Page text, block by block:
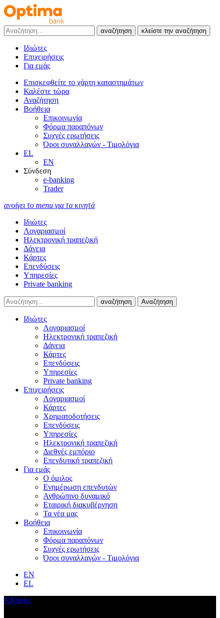
αναζήτηση κλείστε την αναζήτηση
Ιδιώτες
Επιχειρήσεις
Για εμάς
Επισκεφθείτε το χάρτη καταστημάτων
Καλέστε τώρα
Αναζήτηση
Βοήθεια
Επικοινωνία
Φόρμα παραπόνων
Συχνές ερωτήσεις
Όροι συναλλαγών - Τιμολόγια
EL
EN
Σύνδεση
e-banking
Trader
ανοίγει το menu για τα κινητά
Ιδιώτες
Λογαριασμοί
Ηλεκτρονική τραπεζική
Δάνεια
Κάρτες
Επενδύσεις
Υπηρεσίες
Private banking
αναζήτηση Αναζήτηση
Ιδιώτες
Λογαριασμοί
Ηλεκτρονική τραπεζική
Δάνεια
Κάρτες
Επενδύσεις
Υπηρεσίες
Private banking
Επιχειρήσεις
Λογαριασμοί
Κάρτες
Χρηματοδοτήσεις
Επενδύσεις
Υπηρεσίες
Ηλεκτρονική τραπεζική
Διεθνές εμπόριο
Επενδυτική τραπεζική
Για εμάς
Ο όμιλος
Ενημέρωση επενδυτών
Ανθρώπινο δυναμικό
Εταιρική διακυβέρνηση
Τα νέα μας
Βοήθεια
Επικοινωνία
Φόρμα παραπόνων
Συχνές ερωτήσεις
Όροι συναλλαγών - Τιμολόγια
EN
EL
ΚΚάρτες